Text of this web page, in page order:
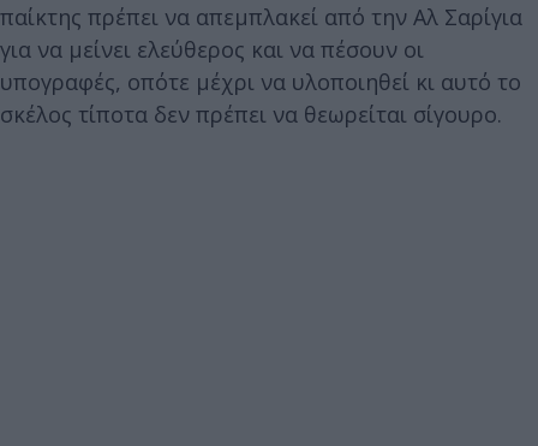
παίκτης πρέπει να απεμπλακεί από την Αλ Σαρίγια
για να μείνει ελεύθερος και να πέσουν οι
υπογραφές, οπότε μέχρι να υλοποιηθεί κι αυτό το
σκέλος τίποτα δεν πρέπει να θεωρείται σίγουρο.